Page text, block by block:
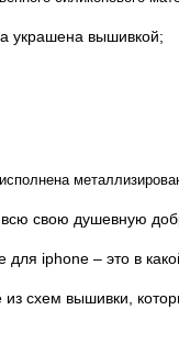
украшена вышивкой;
свою душевную
iphone – это в
схем вышивки,